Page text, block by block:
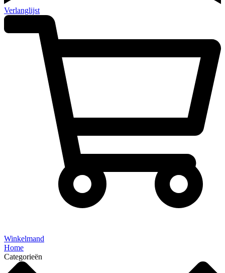
Verlanglijst
Winkelmand
Home
Categorieën